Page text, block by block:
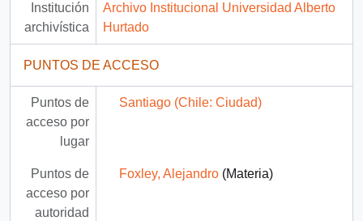
Institución
archivística
Archivo Institucional Universidad Alberto
Hurtado
PUNTOS DE ACCESO
Puntos de
acceso por
lugar
Santiago (Chile: Ciudad)
Puntos de
acceso por
autoridad
Foxley, Alejandro(Materia)